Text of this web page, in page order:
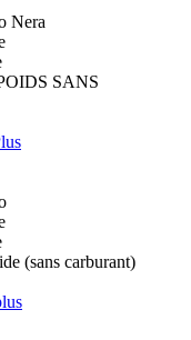
Nera
SANS
(sans carburant)